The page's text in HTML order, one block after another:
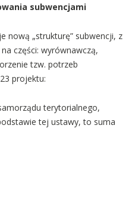
subwencjami
nową „strukturę” subwencji, z
części: wyrównawczą,
tzw. potrzeb
projektu:
terytorialnego,
tej ustawy, to suma